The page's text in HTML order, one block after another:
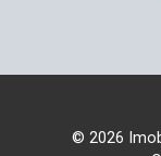
© 2026